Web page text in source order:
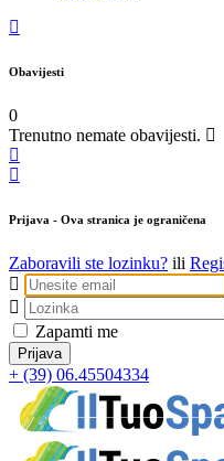
Obavijesti
0
Trenutno nemate obavijesti.
Prijava - Ova stranica je ograničena
Zaboravili ste lozinku? ili
Zapamti me
+ (39) 06.45504334